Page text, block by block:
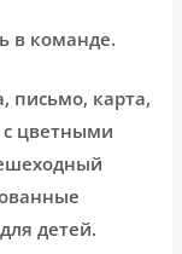
в команде.
письмо, карта,
с цветными
детей.